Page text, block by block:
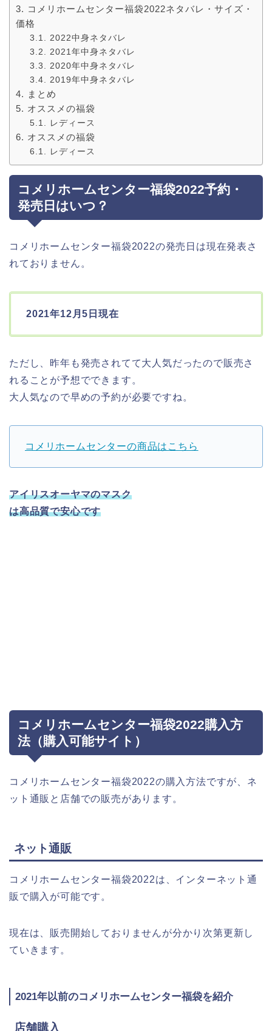
コメリホームセンター福袋2022ネタバレ・サイズ・
価格
2022中身ネタバレ
2021年中身ネタバレ
2020年中身ネタバレ
2019年中身ネタバレ
まとめ
オススメの福袋
レディース
オススメの福袋
レディース
コメリホームセンター福袋2022予約・
発売日はいつ？
コメリホームセンター福袋2022の発売日は現在発表さ
れておりません。
2021年12月5日現在
ただし、昨年も発売されてて大人気だったので販売さ
れることが予想でできます。
大人気なので早めの予約が必要ですね。
コメリホームセンターの商品はこちら
アイリスオーヤマのマスク
は高品質で安心です
コメリホームセンター福袋2022購入方
法（購入可能サイト）
コメリホームセンター福袋2022の購入方法ですが、ネ
ット通販と店舗での販売があります。
ネット通販
コメリホームセンター福袋2022は、インターネット通
販で購入が可能です。
現在は、販売開始しておりませんが分かり次第更新し
ていきます。
2021年以前のコメリホームセンター福袋を紹介
店舗購入